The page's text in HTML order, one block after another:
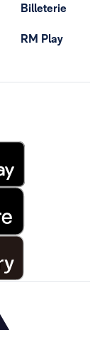
Billeterie
RM Play